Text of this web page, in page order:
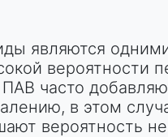
являются
вероятности
ПАВ часто
в этом
вероятность